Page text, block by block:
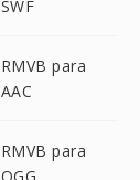
SWF
RMVB para
AAC
RMVB para